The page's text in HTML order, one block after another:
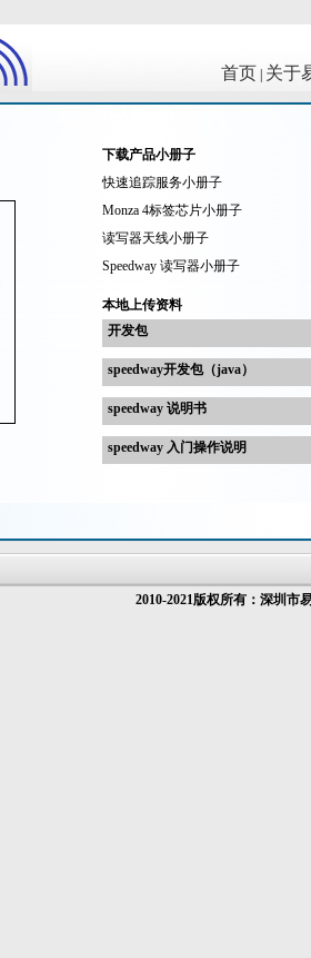
首页 关于
下载产品小册子
快速追踪服务小册子
Monza 4标签芯片小册子
读写器天线小册子
Speedway 读写器小册子
本地上传资料
开发包
speedway开发包（java）
speedway 说明书
speedway 入门操作说明
2010-2021版权所有：深圳市